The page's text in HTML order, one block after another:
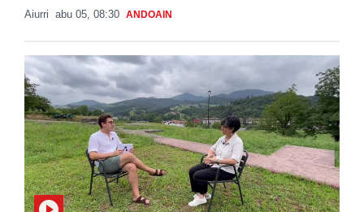
Aiurri abu 05, 08:30 ANDOAIN